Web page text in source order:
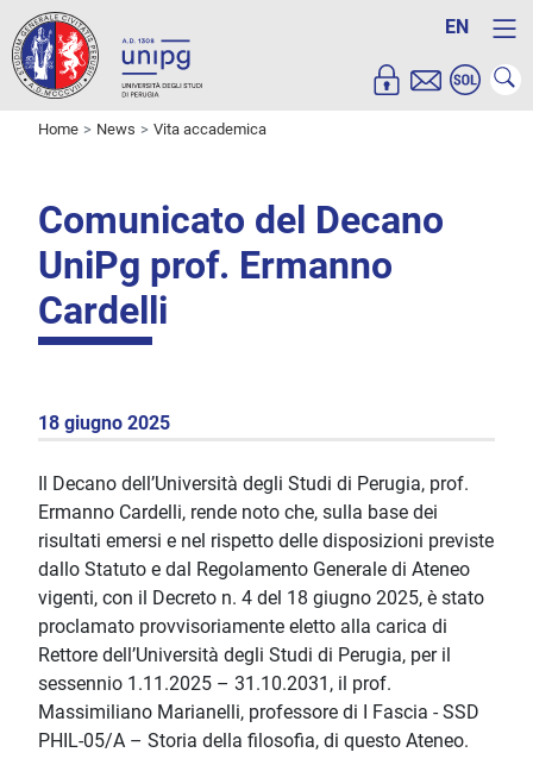
EN
Home News Vita accademica
Comunicato del Decano
UniPg prof. Ermanno
Cardelli
18 giugno 2025
Il Decano dell’Università degli Studi di Perugia, prof.
Ermanno Cardelli, rende noto che, sulla base dei
risultati emersi e nel rispetto delle disposizioni previste
dallo Statuto e dal Regolamento Generale di Ateneo
vigenti, con il Decreto n. 4 del 18 giugno 2025, è stato
proclamato provvisoriamente eletto alla carica di
Rettore dell’Università degli Studi di Perugia, per il
sessennio 1.11.2025 – 31.10.2031, il prof.
Massimiliano Marianelli, professore di I Fascia - SSD
PHIL-05/A – Storia della filosofia, di questo Ateneo.